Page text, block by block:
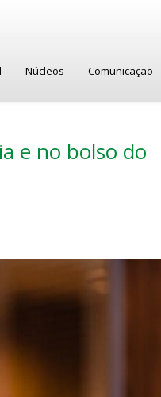
Núcleos Comunicação
e no bolso do